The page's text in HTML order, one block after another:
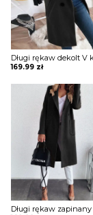
169.99 zł